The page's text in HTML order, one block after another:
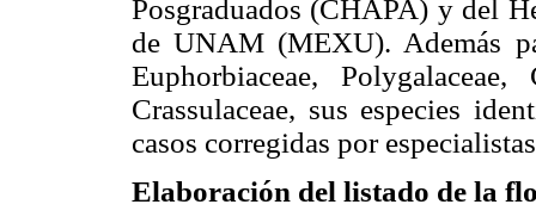
Posgraduados (CHAPA) y del
de UNAM (MEXU). Además
Euphorbiaceae,
Crassulaceae, sus especies
casos corregidas por
Elaboración del listado de la